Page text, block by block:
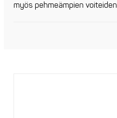
myös pehmeämpien